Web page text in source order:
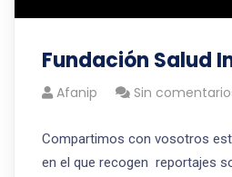
Fundación Salud
Afanip Sin
Compartimos con vosotros
en el que recogen reportajes